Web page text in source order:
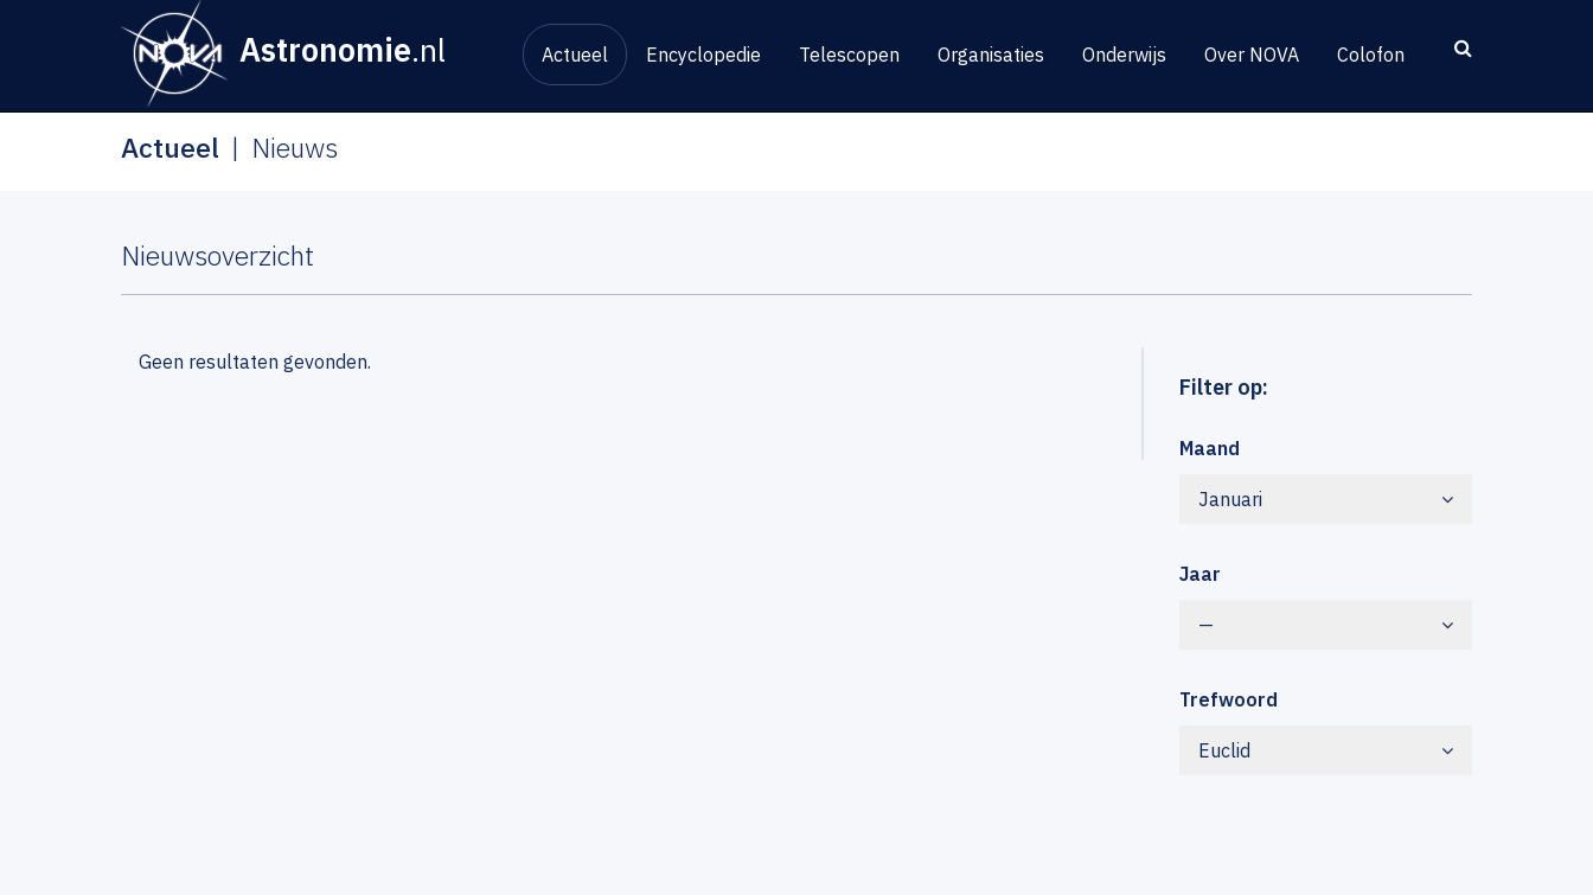
Astronomie.nl Actueel Encyclopedie Telescopen Organisaties Onderwijs Over NOVA Colofon
Actueel Nieuws
Nieuwsoverzicht
Filter op:
Maand
Januari
Jaar
—
Trefwoord
Euclid
Geen resultaten gevonden.